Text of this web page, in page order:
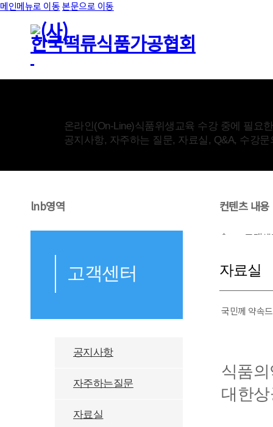
메인메뉴로 이동본문으로 이동
온라인(On-Line)식품위생교육 수강 중에 필요한
공지사항, 자주하는 질문, 자료실, Q&A, 수강
lnb영역
고객센터
공지사항
자주하는질문
자료실
컨텐츠 내용
고객
자료실
국민께 약속
식품
대한